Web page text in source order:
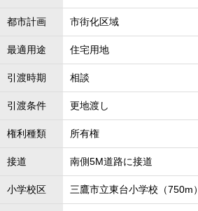
都市計画 市街化区域
最適用途 住宅用地
引渡時期 相談
引渡条件 更地渡し
権利種類 所有権
接道 南側5M道路に接道
小学校区 三鷹市立東台小学校（750m）